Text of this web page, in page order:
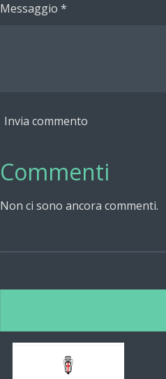
Messaggio *
Invia commento
Commenti
Non ci sono ancora commenti.